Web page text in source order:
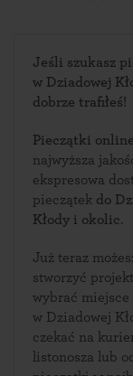
Jeśli szukasz
w Dziadowej
dobrze trafiłeś!
Pieczątki online
najwyższa
ekspresowa
pieczątek do
Kłody i okolic.
Już teraz
stworzyć
wybrać miejsce
w Dziadowej
czekać na kuriera,
listonosza lub